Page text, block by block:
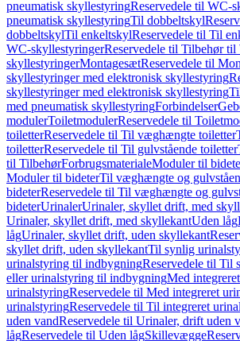
pneumatisk skyllestyringReservedele til WC-
pneumatisk skyllestyringTil dobbeltskyl
dobbeltskylTil enkeltskylReservedele til Til
WC-skyllestyringerReservedele til Tilbehør
skyllestyringerMontagesætReservedele til
skyllestyringer med elektronisk skyllestyring
skyllestyringer med elektronisk skyllestyring
med pneumatisk skyllestyringForbindelser
modulerToiletmodulerReservedele til
toiletterReservedele til Til væghængte toiletter
toiletterReservedele til Til gulvstående toiletter
til TilbehørForbrugsmaterialeModuler til
Moduler til bideterTil væghængte og
bideterReservedele til Til væghængte og
bideterUrinalerUrinaler, skyllet drift, med
Urinaler, skyllet drift, med skyllekantUden låg
lågUrinaler, skyllet drift, uden skyllekant
skyllet drift, uden skyllekantTil synlig
urinalstyring til indbygningReservedele til Til
eller urinalstyring til indbygningMed integreret
urinalstyringReservedele til Med integreret
urinalstyringReservedele til Til integreret
uden vandReservedele til Urinaler, drift uden
lågReservedele til Uden lågSkillevægge